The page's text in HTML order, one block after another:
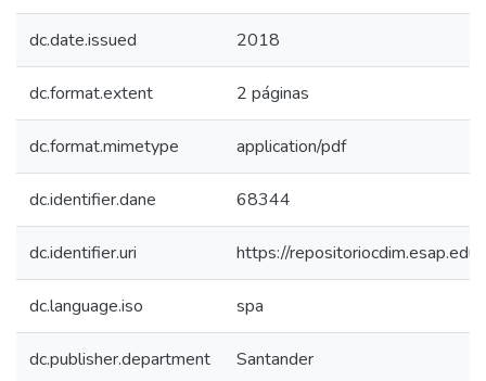
dc.date.issued 2018
dc.format.extent 2 páginas
dc.format.mimetype application/pdf
dc.identifier.dane 68344
dc.identifier.uri https://
dc.language.iso spa
dc.publisher.department Santander